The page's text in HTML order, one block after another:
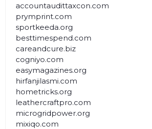
accountaudittaxcon.com
prymprint.com
sportkeeda.org
besttimespend.com
careandcure.biz
cogniyo.com
easymagazines.org
hirfanjilasmi.com
hometricks.org
leathercraftpro.com
microgridpower.org
mixiqo.com